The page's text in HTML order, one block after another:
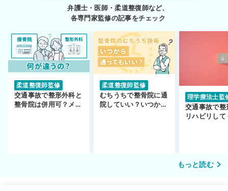
弁護士・医師・柔道整復師など、
各専門家監修の記事をチェック
柔道整復師監修
交通事故で整形外科と
整骨院は併用可？メリ
柔道整復師監修
むちうちで整骨院に通
院していい？いつから
理学療法士監
交通事故で整
リハビリして
もっと読む